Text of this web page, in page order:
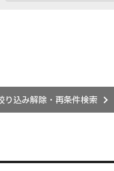
り込み解除・再条件検索